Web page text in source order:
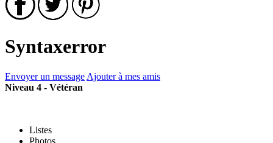
Syntaxerror
Envoyer un message Ajouter à mes amis
Niveau 4 - Vétéran
Listes
Photos